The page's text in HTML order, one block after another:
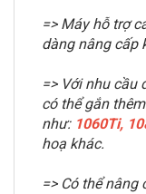
=> Máy hỗ trợ
dàng nâng cấp
=> Với nhu cầu
có thể gắn
như: 1060Ti,
hoạ khác.
=> Có thể nâng